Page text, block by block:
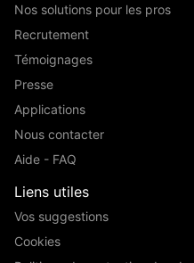
Nos solutions pour les pros
Recrutement
Témoignages
Presse
Applications
Nous contacter
Aide - FAQ
Liens utiles
Vos suggestions
Cookies